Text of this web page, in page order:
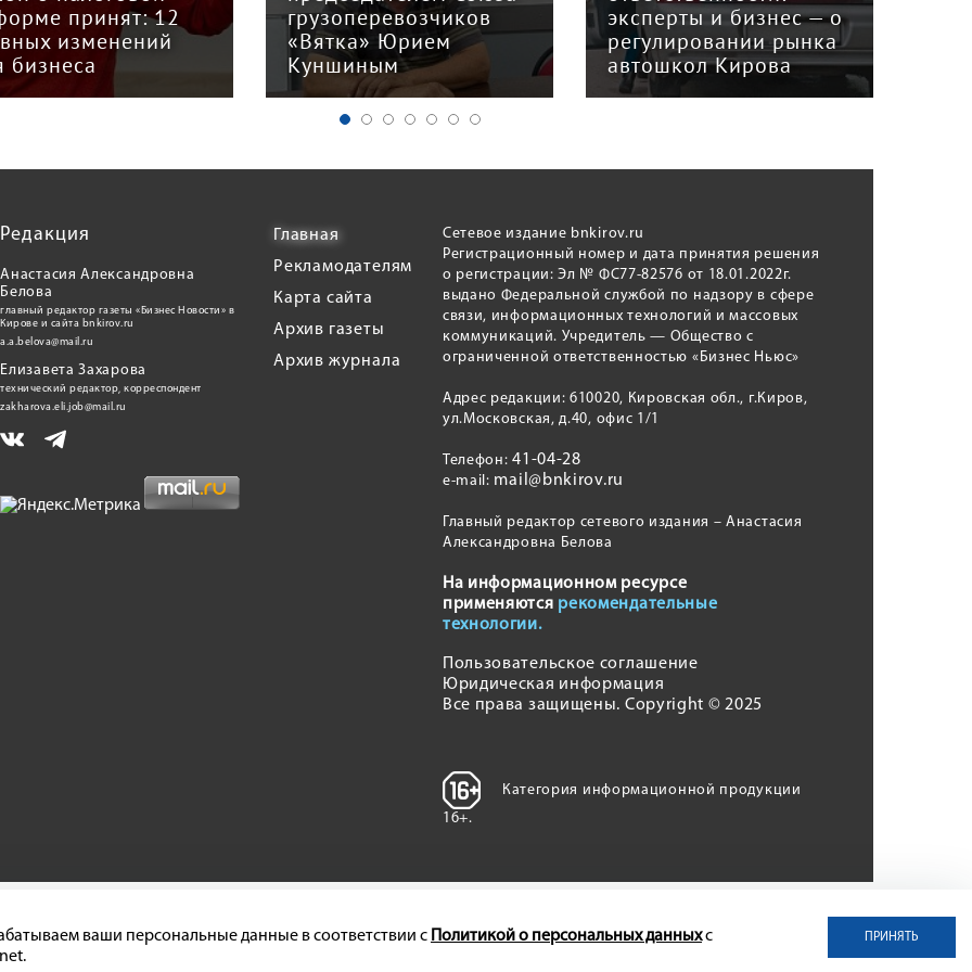
принят: 12
изменений
бизнеса
грузоперевозчиков
«Вятка» Юрием
Куншиным
эксперты и бизнес — о
регулировании рынка
автошкол Кирова
Редакция
Анастасия Александровна
Белова
главный редактор газеты «Бизнес Новости» в
Кирове и сайта bnkirov.ru
a.a.belova@mail.ru
Елизавета Захарова
технический редактор, корреспондент
zakharova.eli.job@mail.ru
Главная
Рекламодателям
Карта сайта
Архив газеты
Архив журнала
Сетевое издание bnkirov.ru
Регистрационный номер и дата принятия решения
о регистрации: Эл № ФС77-82576 от 18.01.2022г.
выдано Федеральной службой по надзору в сфере
связи, информационных технологий и массовых
коммуникаций. Учредитель — Общество с
ограниченной ответственностью «Бизнес Ньюс»
Адрес редакции: 610020, Кировская обл., г.Киров,
ул.Московская, д.40, офис 1/1
Телефон:41-04-28
e-mail: mail@bnkirov.ru
Главный редактор сетевого издания – Анастасия
Александровна Белова
На информационном ресурсе
применяются рекомендательные
технологии.
Пользовательское соглашение
Юридическая информация
Все права защищены. Copyright © 2025
Категория информационной продукции
16+.
ваши персональные данные в соответствии с Политикой о персональных данныхс
ПРИНЯТЬ